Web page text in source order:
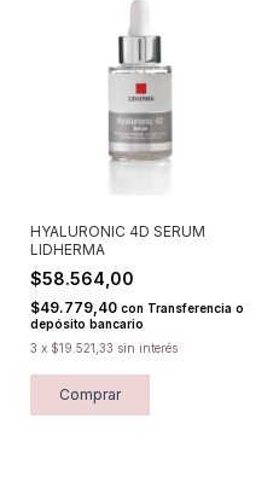
HYALURONIC 4D SERUM
LIDHERMA
$58.564,00
$49.779,40 con Transferencia o
depósito bancario
3 x $19.521,33 sin interés
Comprar